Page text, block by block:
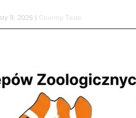
sty 9, 2026 | Country Taste